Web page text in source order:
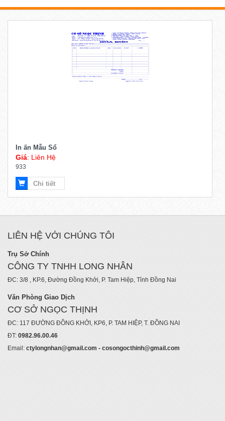
In ấn Mẫu Sổ
Giá: Liên Hệ
933
Chi tiết
LIÊN HỆ VỚI CHÚNG TÔI
Trụ Sở Chính
CÔNG TY TNHH LONG NHÂN
ĐC: 3/8 , KP.6, Đường Đồng Khởi, P. Tam Hiệp, Tỉnh Đồng Nai
Văn Phòng Giao Dịch
CƠ SỞ NGỌC THỊNH
ĐC: 117 ĐƯỜNG ĐỒNG KHỞI, KP6, P. TAM HIỆP, T. ĐỒNG NAI
ĐT: 0982.96.00.46
Email: ctylongnhan@gmail.com - cosongocthinh@gmail.com